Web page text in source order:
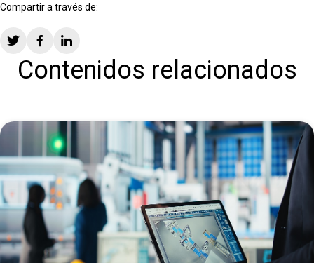
Compartir a través de:
Contenidos relacionados